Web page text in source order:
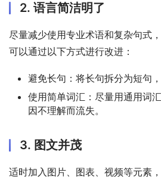
2. 语言简洁明了
尽量减少使用专业术语和复杂句式
可以通过以下方式进行改进：
避免长句：将长句拆分为短句
使用简单词汇：尽量用通用词
因不理解而流失。
3. 图文并茂
适时加入图片、图表、视频等元素